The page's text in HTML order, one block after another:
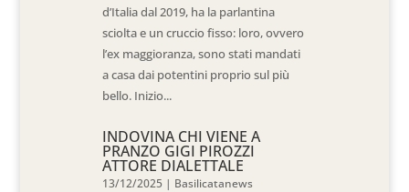
d’Italia dal 2019, ha la parlantina
sciolta e un cruccio fisso: loro, ovvero
l’ex maggioranza, sono stati mandati
a casa dai potentini proprio sul più
bello. Inizio...
INDOVINA CHI VIENE A
PRANZO GIGI PIROZZI
ATTORE DIALETTALE
13/12/2025 | Basilicatanews